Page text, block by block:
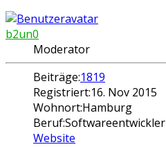
b2un0
Moderator
Beiträge:1819
Registriert:16. Nov 2015
Wohnort:Hamburg
Beruf:Softwareentwickler
Website